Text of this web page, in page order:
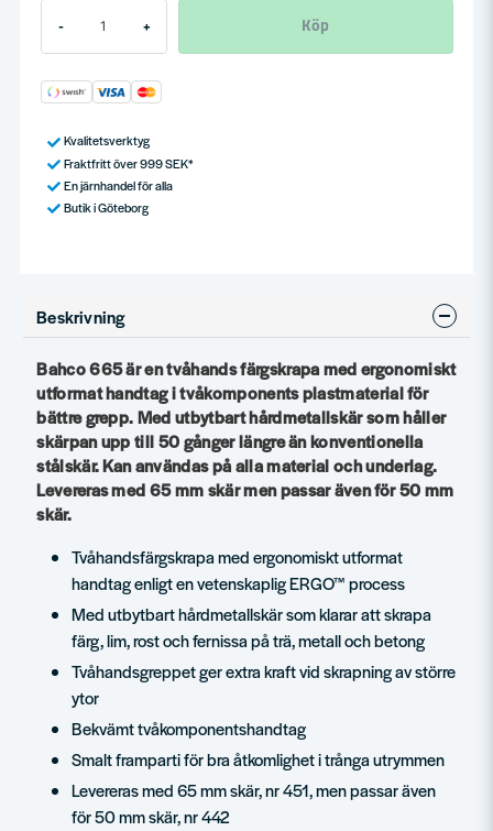
- + Köp
Kvalitetsverktyg
Fraktfritt över 999 SEK*
En järnhandel för alla
Butik i Göteborg
Beskrivning
Bahco 665 är en tvåhands färgskrapa med ergonomiskt
utformat handtag i tvåkomponents plastmaterial för
bättre grepp. Med utbytbart hårdmetallskär som håller
skärpan upp till 50 gånger längre än konventionella
stålskär. Kan användas på alla material och underlag.
Levereras med 65 mm skär men passar även för 50 mm
skär.
Tvåhandsfärgskrapa med ergonomiskt utformat
handtag enligt en vetenskaplig ERGO™ process
Med utbytbart hårdmetallskär som klarar att skrapa
färg, lim, rost och fernissa på trä, metall och betong
Tvåhandsgreppet ger extra kraft vid skrapning av större
ytor
Bekvämt tvåkomponentshandtag
Smalt framparti för bra åtkomlighet i trånga utrymmen
Levereras med 65 mm skär, nr 451, men passar även
för 50 mm skär, nr 442